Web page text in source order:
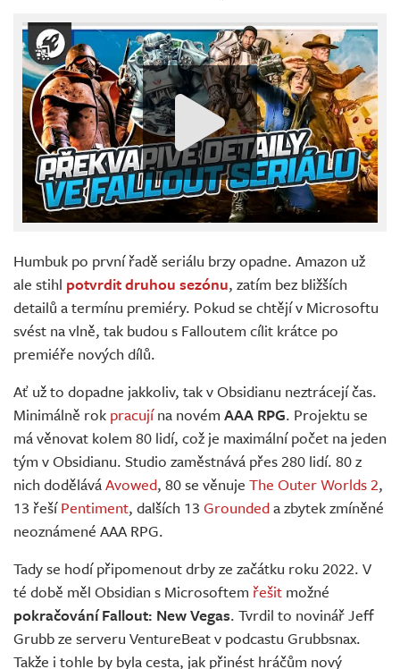
Humbuk po první řadě seriálu brzy opadne. Amazon už
ale stihl potvrdit druhou sezónu, zatím bez bližších
detailů a termínu premiéry. Pokud se chtějí v Microsoftu
svést na vlně, tak budou s Falloutem cílit krátce po
premiéře nových dílů.
Ať už to dopadne jakkoliv, tak v Obsidianu neztrácejí čas.
Minimálně rok pracujína novém AAA RPG. Projektu se
má věnovat kolem 80 lidí, což je maximální počet na jeden
tým v Obsidianu. Studio zaměstnává přes 280 lidí. 80 z
nich doděláváAvowed, 80 se věnuje The Outer Worlds 2,
13 řešíPentiment, dalších 13 Groundeda zbytek zmíněné
neoznámené AAA RPG.
Tady se hodí připomenout drby ze začátku roku 2022. V
té době měl Obsidian s Microsoftem řešit možné
pokračování Fallout: New Vegas. Tvrdil to novinář Jeff
Grubb ze serveru VentureBeat v podcastu Grubbsnax.
Takže i tohle by byla cesta, jak přinést hráčům nový